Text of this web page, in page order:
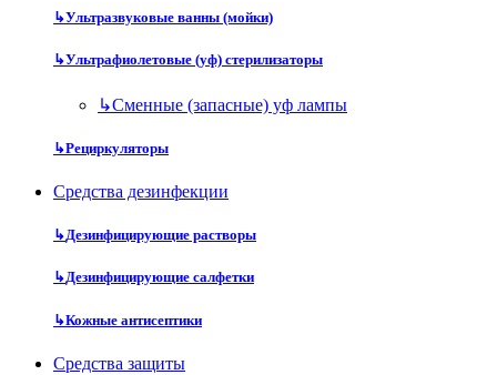
↳Ультразвуковые ванны (мойки)
↳Ультрафиолетовые (уф) стерилизаторы
↳Сменные (запасные) уф лампы
↳Рециркуляторы
Средства дезинфекции
↳Дезинфицирующие растворы
↳Дезинфицирующие салфетки
↳Кожные антисептики
Средства защиты